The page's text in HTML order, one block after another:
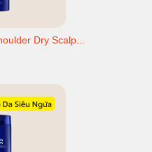
Dry Scalp...